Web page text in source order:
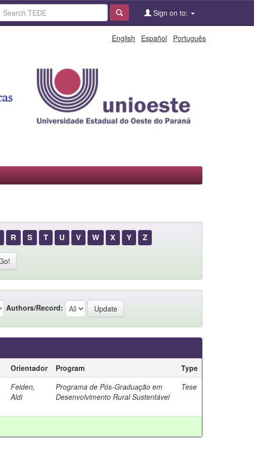
Sign on to:
English Español Português
R S T U V W X Y Z
Authors/Record:
Orientador Program
Type
Feiden,
Aldi
Programa de Pós-Graduação em
Desenvolvimento Rural Sustentável
Tese